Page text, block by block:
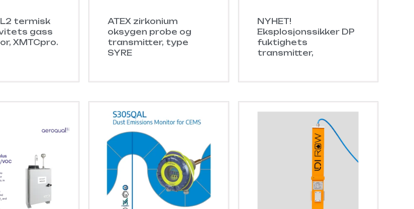
termisk
gass
XMTCpro.
ATEX zirkonium
oksygen probe og
transmitter, type
SYRE
NYHET!
Eksplosjonssikker DP
fuktighets
transmitter,